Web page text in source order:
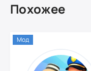
Похожее
Мод